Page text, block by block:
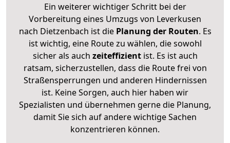
Ein weiterer wichtiger Schritt bei der
Vorbereitung eines Umzugs von Leverkusen
nach Dietzenbach ist diePlanung der Routen. Es
ist wichtig, eine Route zu wählen, die sowohl
sicher als auch zeiteffizientist. Es ist auch
ratsam, sicherzustellen, dass die Route frei von
Straßensperrungen und anderen Hindernissen
ist. Keine Sorgen, auch hier haben wir
Spezialisten und übernehmen gerne die Planung,
damit Sie sich auf andere wichtige Sachen
konzentrieren können.